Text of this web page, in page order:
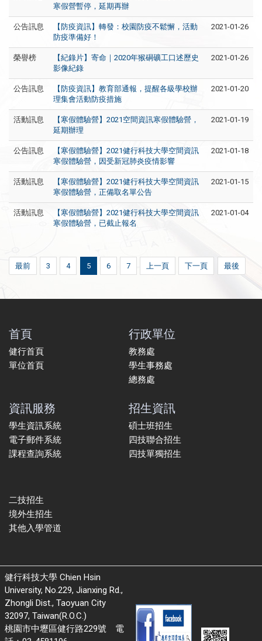
寒假營暫停，延期再辦
公告訊息 【防疫資訊】轉發： 校園防疫不鬆懈 ， 活動
防疫準備好！
2021-01-26
榮譽榜
【紀錄片】寄命｜2020年猴硐礦工口述歷史
影像紀錄
2021-01-26
公告訊息
【防疫資訊】教育部通報，提醒各級學校辦
理集會活動防疫措施
2021-01-20
活動訊息
【寒假體驗營】2021空間資訊寒假體驗營，
延期辦理
2021-01-19
公告訊息
【寒假體驗營】2021健行科技大學空間資訊
寒假體驗營，因受新冠肺炎疫情影響
2021-01-18
活動訊息
【寒假體驗營】2021健行科技大學空間資訊
寒假體驗營，正備取名單公告
2021-01-15
活動訊息
【寒假體驗營】2021健行科技大學空間資訊
寒假體驗營，已截止報名
2021-01-04
最前 3 4 5 6 7 上一頁 下一頁 最後
首頁
健行首頁
單位首頁
行政單位
教務處
學生事務處
總務處
資訊服務
學生資訊系統
電子郵件系統
課程查詢系統
招生資訊
碩士班招生
四技聯合招生
四技單獨招生
二技招生
境外生招生
其他入學管道
健行科技大學 Chien Hsin
University, No.229, Jianxing Rd.,
Zhongli Dist., Taoyuan City
32097, Taiwan(R.O.C.)
桃園市中壢區健行路229號 電